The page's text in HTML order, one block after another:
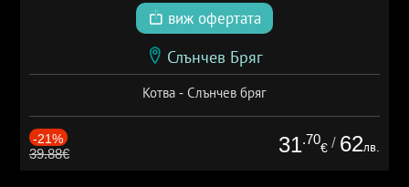
виж офертата
Слънчев Бряг
Котва - Слънчев бряг
-21%
39.88€ 31.70
€ / 62лв.